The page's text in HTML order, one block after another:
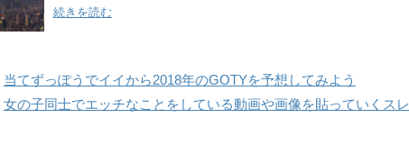
続きを読む
当てずっぽうでイイから2018年のGOTYを予想してみよう
女の子同士でエッチなことをしている動画や画像を貼っていくスレ